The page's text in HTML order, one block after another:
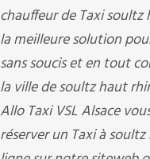
chauffeur de Taxi soultz
la meilleure solution
sans soucis et en tout
la ville de soultz haut
Allo Taxi VSL Alsace
réserver un Taxi à